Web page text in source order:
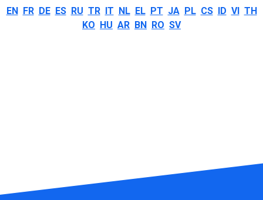
EN FR DE ES RU TR IT NL EL PT JA PL CS ID VI TH
KO HU AR BN RO SV